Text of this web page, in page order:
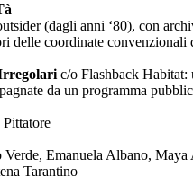
(dagli anni ‘80), con
delle coordinate
c/o Flashback Habitat:
da un programma
Pittatore
Verde, Emanuela Albano,
Tarantino